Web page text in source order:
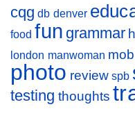
cqg db denver
food fun grammar
london manwoman
photo review spb
testing thoughts